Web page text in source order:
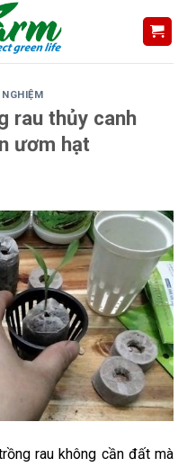
rau thủy canh
ươm hạt
rau không cần đất mà